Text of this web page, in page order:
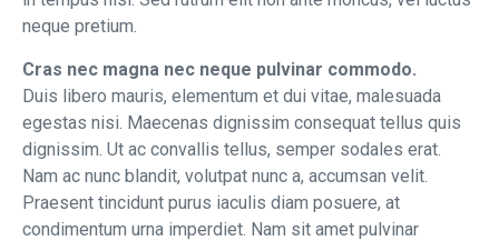
neque pretium.
Cras nec magna nec neque pulvinar commodo.
Duis libero mauris, elementum et dui vitae, malesuada
egestas nisi. Maecenas dignissim consequat tellus quis
dignissim. Ut ac convallis tellus, semper sodales erat.
Nam ac nunc blandit, volutpat nunc a, accumsan velit.
Praesent tincidunt purus iaculis diam posuere, at
condimentum urna imperdiet. Nam sit amet pulvinar